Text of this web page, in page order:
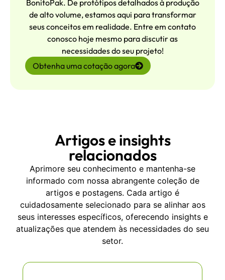
BonitoPak. De protótipos detalhados à produção
de alto volume, estamos aqui para transformar
seus conceitos em realidade. Entre em contato
conosco hoje mesmo para discutir as
necessidades do seu projeto!
Obtenha uma cotação agora
Artigos e insights
relacionados
Aprimore seu conhecimento e mantenha-se
informado com nossa abrangente coleção de
artigos e postagens. Cada artigo é
cuidadosamente selecionado para se alinhar aos
seus interesses específicos, oferecendo insights e
atualizações que atendem às necessidades do seu
setor.